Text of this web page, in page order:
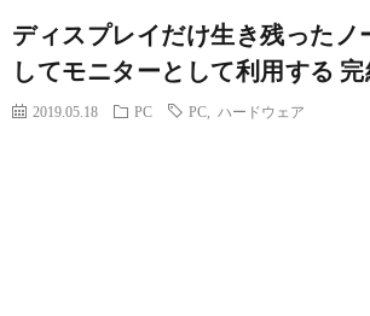
ディスプレイだけ生き残ったノ
してモニターとして利用する
2019.05.18 PC PC ハードウェア